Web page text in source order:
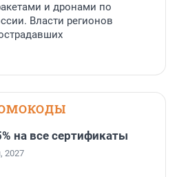
и дронами по
Власти регионов
на все сертификаты
2027